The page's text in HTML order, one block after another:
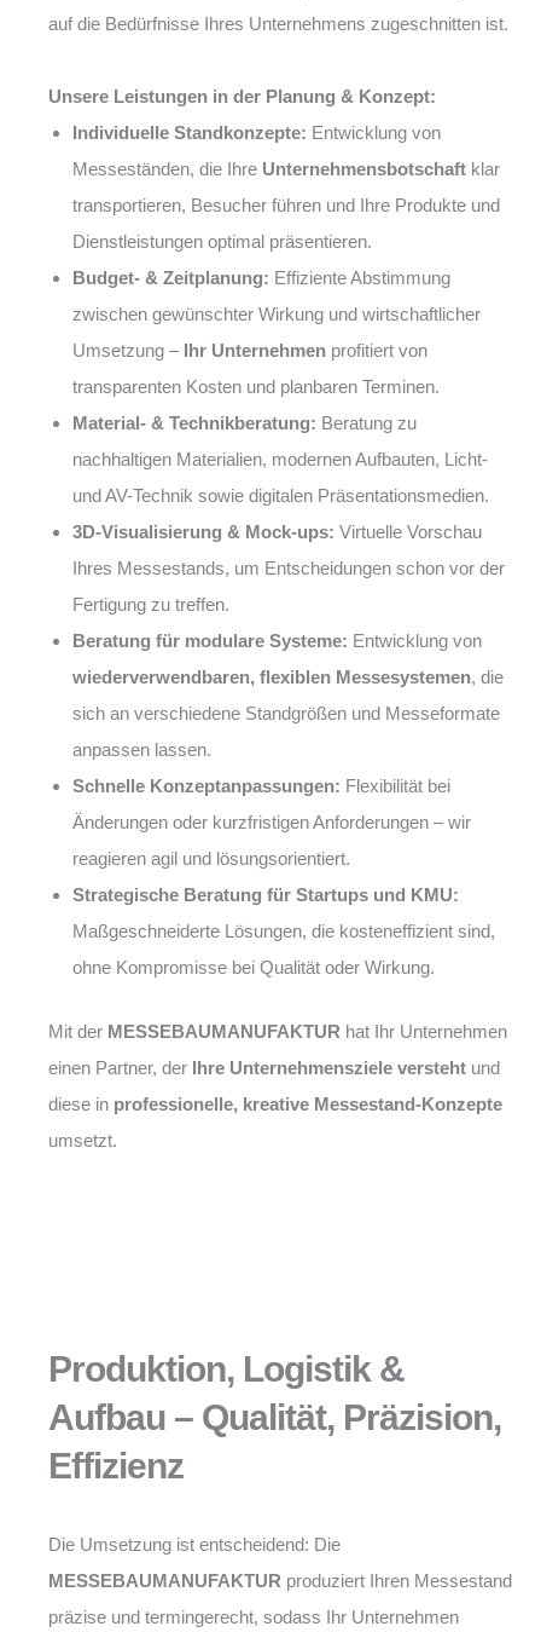
auf die Bedürfnisse Ihres Unternehmens zugeschnitten ist.
Unsere Leistungen in der Planung & Konzept:
Individuelle Standkonzepte: Entwicklung von
Messeständen, die Ihre Unternehmensbotschaft klar
transportieren, Besucher führen und Ihre Produkte und
Dienstleistungen optimal präsentieren.
Budget- & Zeitplanung: Effiziente Abstimmung
zwischen gewünschter Wirkung und wirtschaftlicher
Umsetzung – Ihr Unternehmen profitiert von
transparenten Kosten und planbaren Terminen.
Material- & Technikberatung: Beratung zu
nachhaltigen Materialien, modernen Aufbauten, Licht-
und AV-Technik sowie digitalen Präsentationsmedien.
3D-Visualisierung & Mock-ups: Virtuelle Vorschau
Ihres Messestands, um Entscheidungen schon vor der
Fertigung zu treffen.
Beratung für modulare Systeme: Entwicklung von
wiederverwendbaren, flexiblen Messesystemen, die
sich an verschiedene Standgrößen und Messeformate
anpassen lassen.
Schnelle Konzeptanpassungen: Flexibilität bei
Änderungen oder kurzfristigen Anforderungen – wir
reagieren agil und lösungsorientiert.
Strategische Beratung für Startups und KMU:
Maßgeschneiderte Lösungen, die kosteneffizient sind,
ohne Kompromisse bei Qualität oder Wirkung.
Mit der MESSEBAUMANUFAKTUR hat Ihr Unternehmen
einen Partner, der Ihre Unternehmensziele versteht und
diese in professionelle, kreative Messestand-Konzepte
umsetzt.
Produktion, Logistik &
Aufbau – Qualität, Präzision,
Effizienz
Die Umsetzung ist entscheidend: Die
MESSEBAUMANUFAKTUR produziert Ihren Messestand
präzise und termingerecht, sodass Ihr Unternehmen